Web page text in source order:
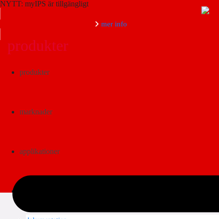
NYTT: myIPS är tillgängligt
mer info
Sök
produkter
marknader
applikationer
produkter